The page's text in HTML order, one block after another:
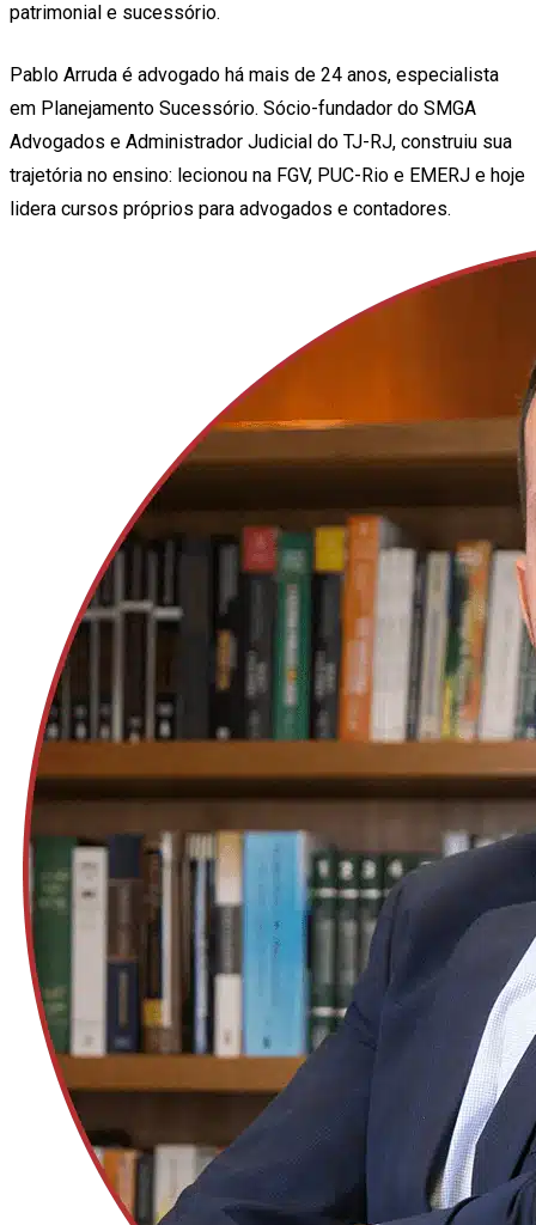
patrimonial e sucessório.
Pablo Arruda é advogado há mais de 24 anos, especialista
em Planejamento Sucessório. Sócio-fundador do SMGA
Advogados e Administrador Judicial do TJ-RJ, construiu sua
trajetória no ensino: lecionou na FGV, PUC-Rio e EMERJ e hoje
lidera cursos próprios para advogados e contadores.